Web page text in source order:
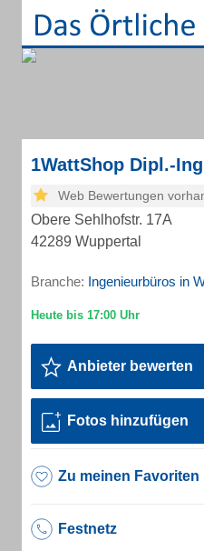
1WattShop Dipl.-
Web Bewertungen
Obere Sehlhofstr. 17A
42289 Wuppertal
Branche: Ingenieurbüros in
Anbieter bewerten
Fotos hinzufügen
Zu meinen
Festnetz